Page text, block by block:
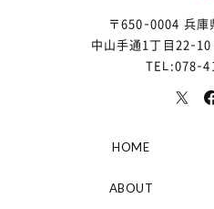
〒650-0004 兵庫
中山手通1丁目22-
TEL:078-
HOME
ABOUT